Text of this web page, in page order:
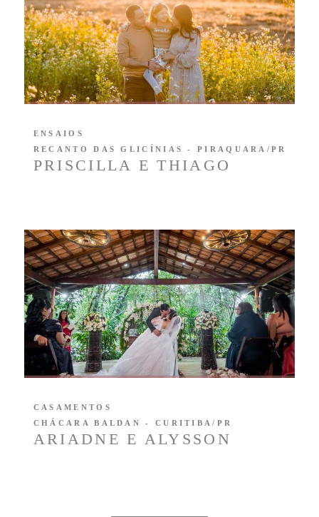
PRISCILLA E THIAGO
ENSAIOS
RECANTO DAS GLICÍNIAS - PIRAQUARA/PR
ARIADNE E ALYSSON
CASAMENTOS
CHÁCARA BALDAN - CURITIBA/PR